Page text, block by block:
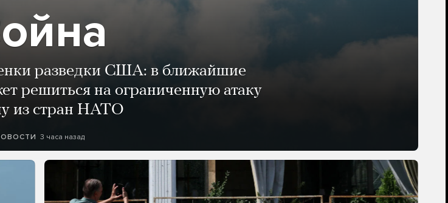
разведки США: в ближайшие
решиться на ограниченную атаку
из стран НАТО
3 часа назад